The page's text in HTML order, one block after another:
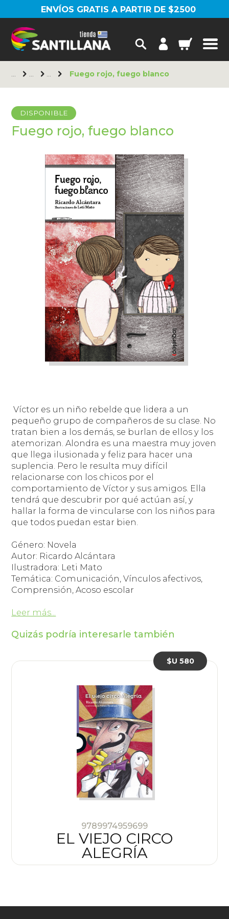
ENVÍOS GRATIS A PARTIR DE $2500
Fuego rojo, fuego blanco
DISPONIBLE
Fuego rojo, fuego blanco
Víctor es un niño rebelde que lidera a un
pequeño grupo de compañeros de su clase. No
tratan bien a los demás, se burlan de ellos y los
atemorizan. Alondra es una maestra muy joven
que llega ilusionada y feliz para hacer una
suplencia. Pero le resulta muy difícil
relacionarse con los chicos por el
comportamiento de Víctor y sus amigos. Ella
tendrá que descubrir por qué actúan así, y
hallar la forma de vincularse con los niños para
que todos puedan estar bien.
Género: Novela
Autor: Ricardo Alcántara
Ilustradora: Leti Mato
Temática: Comunicación, Vínculos afectivos,
Comprensión, Acoso escolar
Leer más...
Quizás podría interesarle también
9789974959699
EL VIEJO CIRCO
ALEGRÍA
$U 580